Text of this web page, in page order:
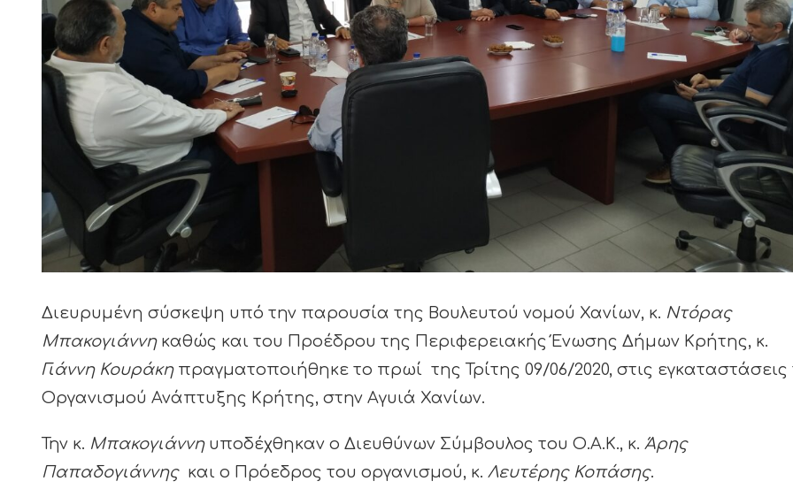
Διευρυμένη σύσκεψη υπό την παρουσία της Βουλευτού νομού Χανίων, κ. Ντόρας
Μπακογιάννη καθώς και του Προέδρου της Περιφερειακής Ένωσης Δήμων Κρήτης, κ.
Γιάννη Κουράκηπραγματοποιήθηκε το πρωί της Τρίτης 09/06/2020, στις εγκαταστάσεις
Οργανισμού Ανάπτυξης Κρήτης, στην Αγυιά Χανίων.
Την κ. Μπακογιάννηυποδέχθηκαν ο Διευθύνων Σύμβουλος του Ο.Α.Κ., κ. Άρης
Παπαδογιάννηςκαι ο Πρόεδρος του οργανισμού, κ. Λευτέρης Κοπάσης.